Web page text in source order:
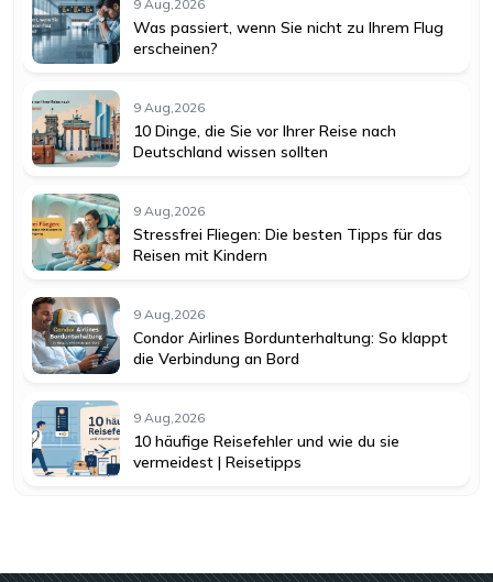
9 Aug,2026
Was passiert, wenn Sie nicht zu Ihrem Flug
erscheinen?
9 Aug,2026
10 Dinge, die Sie vor Ihrer Reise nach
Deutschland wissen sollten
9 Aug,2026
Stressfrei Fliegen: Die besten Tipps für das
Reisen mit Kindern
9 Aug,2026
Condor Airlines Bordunterhaltung: So klappt
die Verbindung an Bord
9 Aug,2026
10 häufige Reisefehler und wie du sie
vermeidest | Reisetipps